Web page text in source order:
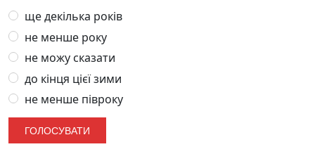
ще декілька років
не менше року
не можу сказати
до кінця цієї зими
не менше півроку